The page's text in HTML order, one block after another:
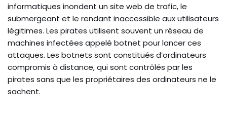
informatiques inondent un site web de trafic, le
submergeant et le rendant inaccessible aux utilisateurs
légitimes. Les pirates utilisent souvent un réseau de
machines infectées appelé botnet pour lancer ces
attaques. Les botnets sont constitués d’ordinateurs
compromis à distance, qui sont contrôlés par les
pirates sans que les propriétaires des ordinateurs ne le
sachent.